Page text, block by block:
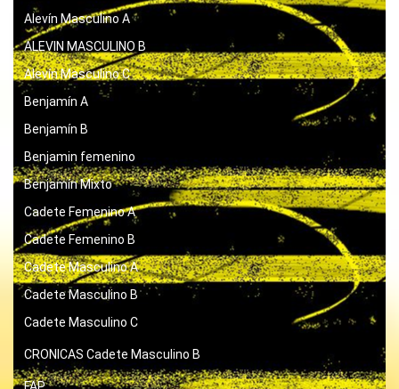
Alevín Masculino A
ALEVIN MASCULINO B
Alevín Masculino C
Benjamín A
Benjamín B
Benjamin femenino
Benjamín Mixto
Cadete Femenino A
Cadete Femenino B
Cadete Masculino A
Cadete Masculino B
Cadete Masculino C
CRONICAS Cadete Masculino B